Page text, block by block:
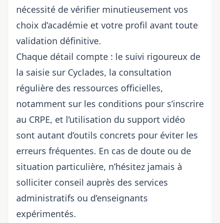
nécessité de vérifier minutieusement vos
choix d’académie et votre profil avant toute
validation définitive.
Chaque détail compte : le suivi rigoureux de
la saisie sur Cyclades, la consultation
régulière des ressources officielles,
notamment sur les conditions pour s’inscrire
au CRPE, et l’utilisation du support vidéo
sont autant d’outils concrets pour éviter les
erreurs fréquentes. En cas de doute ou de
situation particulière, n’hésitez jamais à
solliciter conseil auprès des services
administratifs ou d’enseignants
expérimentés.